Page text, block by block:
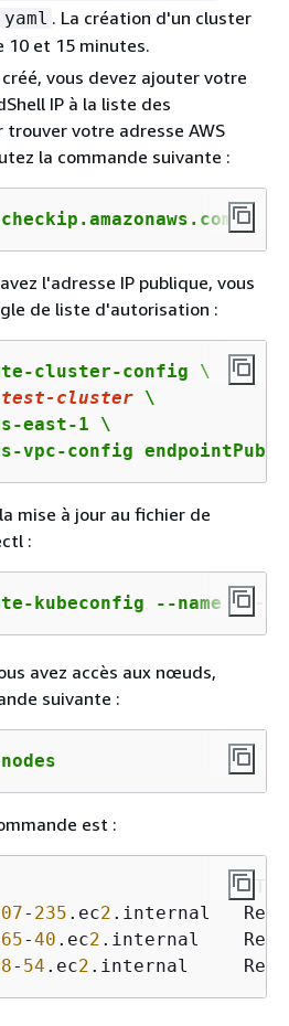
. La création d'un cluster
10 et 15 minutes.
vous devez ajouter votre
IP à la liste des
trouver votre adresse AWS
la commande suivante :
l'adresse IP publique, vous
de liste d'autorisation :
cluster-config \
test-cluster \
east-1 \
vpc-config
mise à jour au fichier de
:
kubeconfig --name my -
avez accès aux nœuds,
suivante :
est :
- 235 .ec2 .internal
-40 .ec2 .internal
- 54 .ec2 .internal